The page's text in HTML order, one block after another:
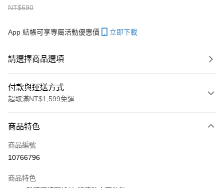
NT$690
App 結帳可享專屬活動優惠價 立即下載
請選擇商品選項
付款與運送方式
超取滿NT$1,599免運
信用卡一次付款
超商取貨付款
商品特色
商品編號
10766796
商品特色